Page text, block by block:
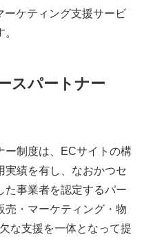
ーケティング支援サービ
スパートナー
ー制度は、ECサイトの構
実績を有し、なおかつセ
た事業者を認定するパー
売・マーケティング・物
な支援を一体となって提